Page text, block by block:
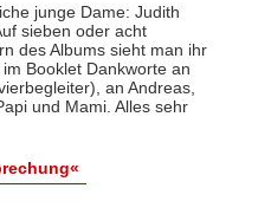
junge Dame: Judith
sieben oder acht
des Albums sieht man ihr
Booklet Dankworte an
an Andreas,
und Mami. Alles sehr